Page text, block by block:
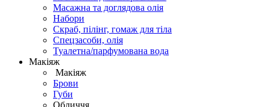
Масажна та доглядова олія
Набори
Скраб, пілінг, гомаж для тіла
Спецзасоби, олія
Туалетна/парфумована вода
Макіяж
Макіяж
Брови
Губи
Обличчя